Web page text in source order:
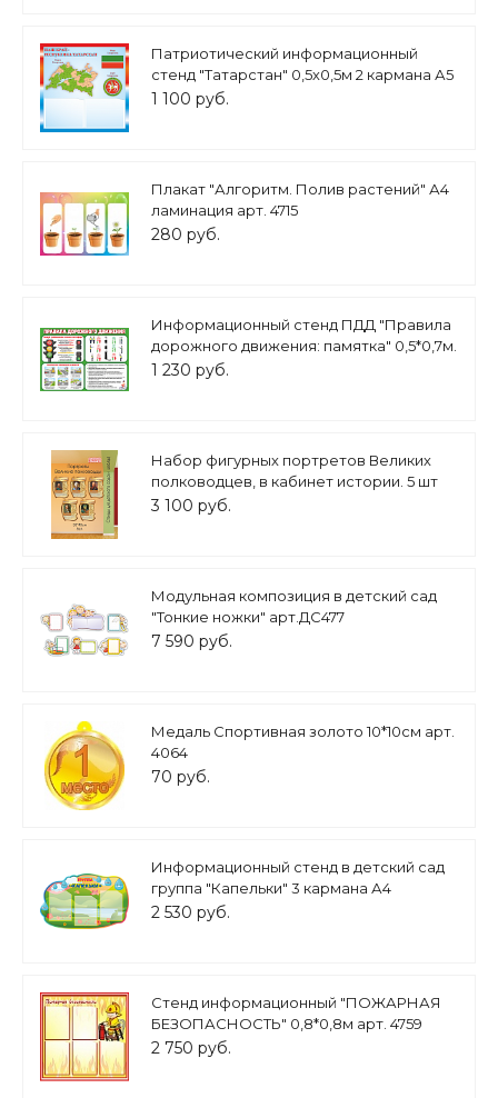
Патриотический информационный
стенд "Татарстан" 0,5х0,5м 2 кармана А5
арт.П1491
1 100 руб.
Плакат "Алгоритм. Полив растений" А4
ламинация арт. 4715
280 руб.
Информационный стенд ПДД "Правила
дорожного движения: памятка" 0,5*0,7м.
арт.ПДД1270
1 230 руб.
Набор фигурных портретов Великих
полководцев, в кабинет истории. 5 шт
30*40см арт. Ш3153
3 100 руб.
Модульная композиция в детский сад
"Тонкие ножки" арт.ДС477
7 590 руб.
Медаль Спортивная золото 10*10см арт.
4064
70 руб.
Информационный стенд в детский сад
группа "Капельки" 3 кармана А4
0,92*0,58м. арт.ДС887
2 530 руб.
Стенд информационный "ПОЖАРНАЯ
БЕЗОПАСНОСТЬ" 0,8*0,8м арт. 4759
2 750 руб.